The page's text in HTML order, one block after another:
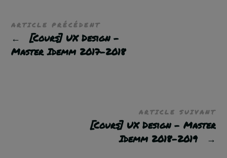
ARTICLE PRÉCÉDENT
←
[Cours] UX Design –
Master Idemm 2017-2018
ARTICLE SUIVANT
[Cours] UX Design – Master
Idemm 2018-2019
→